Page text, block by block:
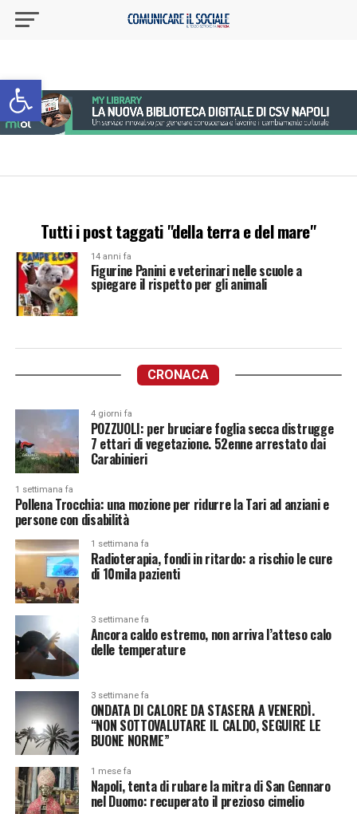
Apri la barra degli strumenti
Tutti i post taggati "della terra e del mare"
14 anni fa
Figurine Panini e veterinari nelle scuole a
spiegare il rispetto per gli animali
CRONACA
4 giorni fa
POZZUOLI: per bruciare foglia secca distrugge
7 ettari di vegetazione. 52enne arrestato dai
Carabinieri
1 settimana fa
Pollena Trocchia: una mozione per ridurre la Tari ad anziani e
persone con disabilità
1 settimana fa
Radioterapia, fondi in ritardo: a rischio le cure
di 10mila pazienti
3 settimane fa
Ancora caldo estremo, non arriva l’atteso calo
delle temperature
3 settimane fa
ONDATA DI CALORE DA STASERA A VENERDÌ.
“NON SOTTOVALUTARE IL CALDO, SEGUIRE LE
BUONE NORME”
1 mese fa
Napoli, tenta di rubare la mitra di San Gennaro
nel Duomo: recuperato il prezioso cimelio